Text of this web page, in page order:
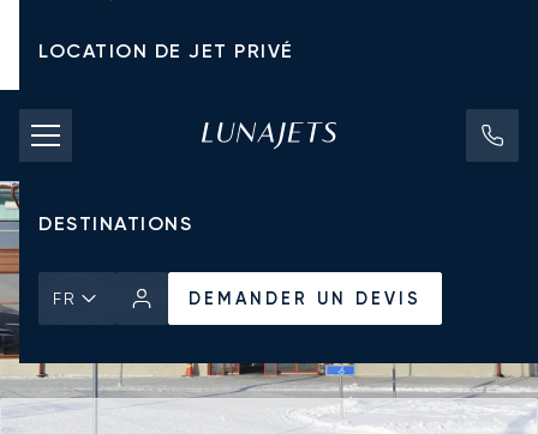
LOCATION DE JET PRIVÉ
TARIFS D'AFFRÈTEMENT
JETS PRIVÉS
DESTINATIONS
FR DEMANDER UN DEVIS